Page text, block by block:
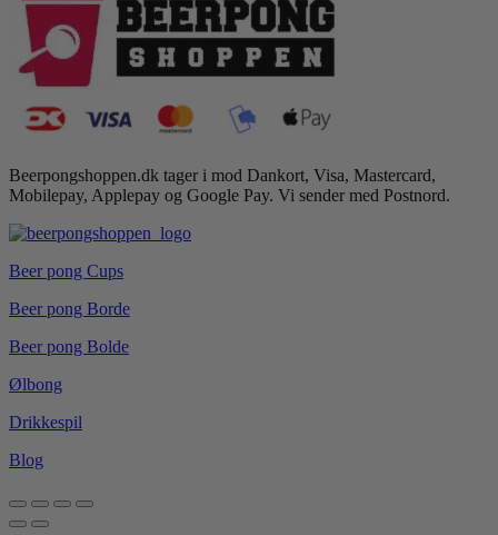
Beerpongshoppen.dk tager i mod Dankort, Visa, Mastercard,
Mobilepay, Applepay og Google Pay. Vi sender med Postnord.
Beer pong Cups
Beer pong Borde
Beer pong Bolde
Ølbong
Drikkespil
Blog